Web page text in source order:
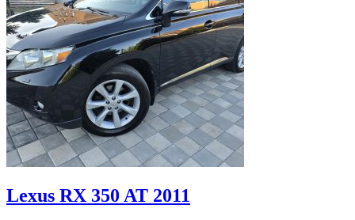
Lexus RX 350 AT 2011